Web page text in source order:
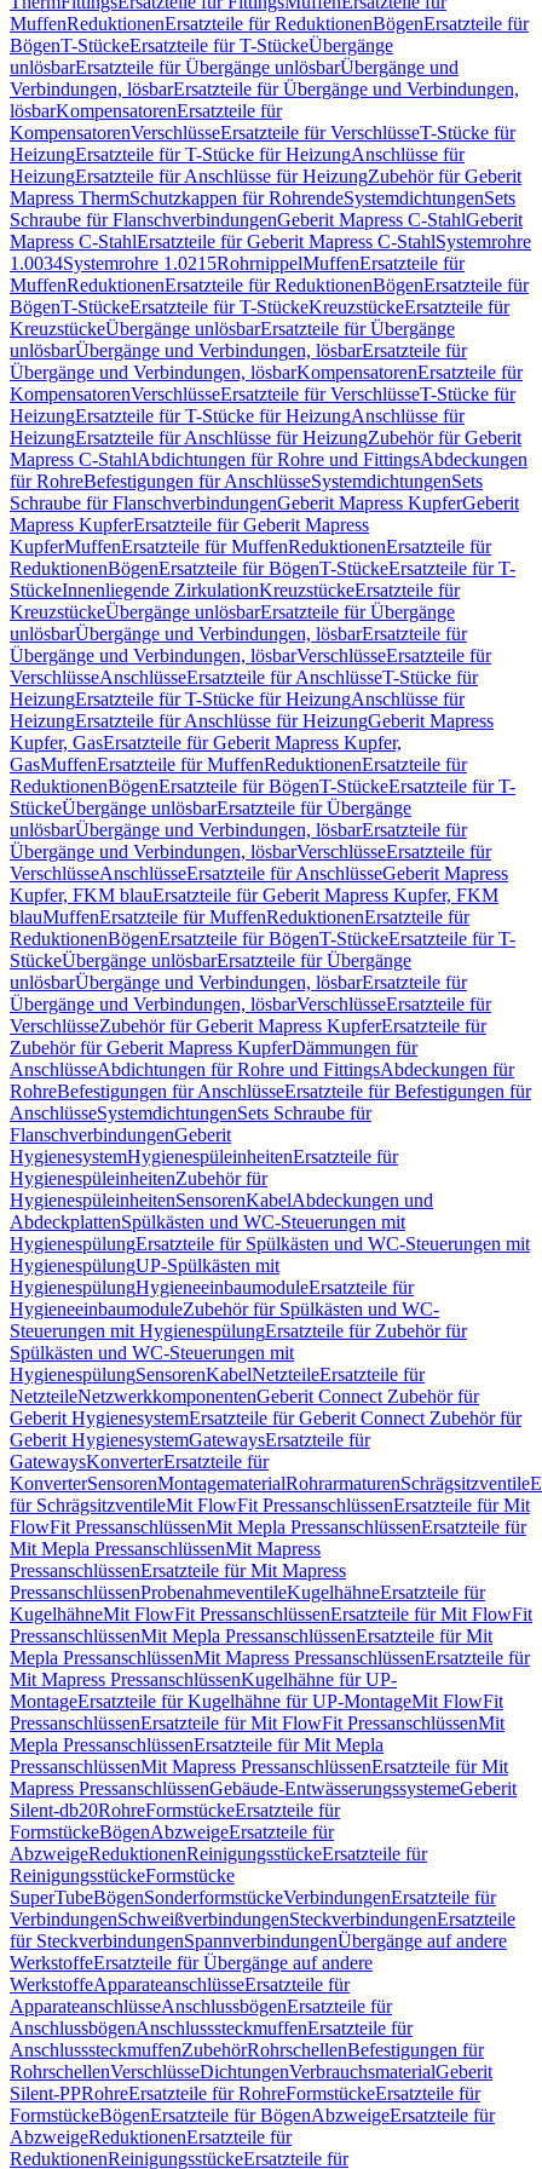
MuffenReduktionenErsatzteile für ReduktionenBögenErsatzteile für
BögenT-StückeErsatzteile für T-StückeÜbergänge
unlösbarErsatzteile für Übergänge unlösbarÜbergänge und
Verbindungen, lösbarErsatzteile für Übergänge und Verbindungen,
lösbarKompensatorenErsatzteile für
KompensatorenVerschlüsseErsatzteile für VerschlüsseT-Stücke für
HeizungErsatzteile für T-Stücke für HeizungAnschlüsse für
HeizungErsatzteile für Anschlüsse für HeizungZubehör für Geberit
Mapress ThermSchutzkappen für RohrendeSystemdichtungenSets
Schraube für FlanschverbindungenGeberit Mapress C-StahlGeberit
Mapress C-StahlErsatzteile für Geberit Mapress C-StahlSystemrohre
1.0034Systemrohre 1.0215RohrnippelMuffenErsatzteile für
MuffenReduktionenErsatzteile für ReduktionenBögenErsatzteile für
BögenT-StückeErsatzteile für T-StückeKreuzstückeErsatzteile für
KreuzstückeÜbergänge unlösbarErsatzteile für Übergänge
unlösbarÜbergänge und Verbindungen, lösbarErsatzteile für
Übergänge und Verbindungen, lösbarKompensatorenErsatzteile für
KompensatorenVerschlüsseErsatzteile für VerschlüsseT-Stücke für
HeizungErsatzteile für T-Stücke für HeizungAnschlüsse für
HeizungErsatzteile für Anschlüsse für HeizungZubehör für Geberit
Mapress C-StahlAbdichtungen für Rohre und FittingsAbdeckungen
für RohreBefestigungen für AnschlüsseSystemdichtungenSets
Schraube für FlanschverbindungenGeberit Mapress KupferGeberit
Mapress KupferErsatzteile für Geberit Mapress
KupferMuffenErsatzteile für MuffenReduktionenErsatzteile für
ReduktionenBögenErsatzteile für BögenT-StückeErsatzteile für T-
StückeInnenliegende ZirkulationKreuzstückeErsatzteile für
KreuzstückeÜbergänge unlösbarErsatzteile für Übergänge
unlösbarÜbergänge und Verbindungen, lösbarErsatzteile für
Übergänge und Verbindungen, lösbarVerschlüsseErsatzteile für
VerschlüsseAnschlüsseErsatzteile für AnschlüsseT-Stücke für
HeizungErsatzteile für T-Stücke für HeizungAnschlüsse für
HeizungErsatzteile für Anschlüsse für HeizungGeberit Mapress
Kupfer, GasErsatzteile für Geberit Mapress Kupfer,
GasMuffenErsatzteile für MuffenReduktionenErsatzteile für
ReduktionenBögenErsatzteile für BögenT-StückeErsatzteile für T-
StückeÜbergänge unlösbarErsatzteile für Übergänge
unlösbarÜbergänge und Verbindungen, lösbarErsatzteile für
Übergänge und Verbindungen, lösbarVerschlüsseErsatzteile für
VerschlüsseAnschlüsseErsatzteile für AnschlüsseGeberit Mapress
Kupfer, FKM blauErsatzteile für Geberit Mapress Kupfer, FKM
blauMuffenErsatzteile für MuffenReduktionenErsatzteile für
ReduktionenBögenErsatzteile für BögenT-StückeErsatzteile für T-
StückeÜbergänge unlösbarErsatzteile für Übergänge
unlösbarÜbergänge und Verbindungen, lösbarErsatzteile für
Übergänge und Verbindungen, lösbarVerschlüsseErsatzteile für
VerschlüsseZubehör für Geberit Mapress KupferErsatzteile für
Zubehör für Geberit Mapress KupferDämmungen für
AnschlüsseAbdichtungen für Rohre und FittingsAbdeckungen für
RohreBefestigungen für AnschlüsseErsatzteile für Befestigungen für
AnschlüsseSystemdichtungenSets Schraube für
FlanschverbindungenGeberit
HygienesystemHygienespüleinheitenErsatzteile für
HygienespüleinheitenZubehör für
HygienespüleinheitenSensorenKabelAbdeckungen und
AbdeckplattenSpülkästen und WC-Steuerungen mit
HygienespülungErsatzteile für Spülkästen und WC-Steuerungen mit
HygienespülungUP-Spülkästen mit
HygienespülungHygieneeinbaumoduleErsatzteile für
HygieneeinbaumoduleZubehör für Spülkästen und WC-
Steuerungen mit HygienespülungErsatzteile für Zubehör für
Spülkästen und WC-Steuerungen mit
HygienespülungSensorenKabelNetzteileErsatzteile für
NetzteileNetzwerkkomponentenGeberit Connect Zubehör für
Geberit HygienesystemErsatzteile für Geberit Connect Zubehör für
Geberit HygienesystemGatewaysErsatzteile für
GatewaysKonverterErsatzteile für
KonverterSensorenMontagematerialRohrarmaturenSchrägsitzventile
für SchrägsitzventileMit FlowFit PressanschlüssenErsatzteile für Mit
FlowFit PressanschlüssenMit Mepla PressanschlüssenErsatzteile für
Mit Mepla PressanschlüssenMit Mapress
PressanschlüssenErsatzteile für Mit Mapress
PressanschlüssenProbenahmeventileKugelhähneErsatzteile für
KugelhähneMit FlowFit PressanschlüssenErsatzteile für Mit FlowFit
PressanschlüssenMit Mepla PressanschlüssenErsatzteile für Mit
Mepla PressanschlüssenMit Mapress PressanschlüssenErsatzteile für
Mit Mapress PressanschlüssenKugelhähne für UP-
MontageErsatzteile für Kugelhähne für UP-MontageMit FlowFit
PressanschlüssenErsatzteile für Mit FlowFit PressanschlüssenMit
Mepla PressanschlüssenErsatzteile für Mit Mepla
PressanschlüssenMit Mapress PressanschlüssenErsatzteile für Mit
Mapress PressanschlüssenGebäude-EntwässerungssystemeGeberit
Silent-db20RohreFormstückeErsatzteile für
FormstückeBögenAbzweigeErsatzteile für
AbzweigeReduktionenReinigungsstückeErsatzteile für
ReinigungsstückeFormstücke
SuperTubeBögenSonderformstückeVerbindungenErsatzteile für
VerbindungenSchweißverbindungenSteckverbindungenErsatzteile
für SteckverbindungenSpannverbindungenÜbergänge auf andere
WerkstoffeErsatzteile für Übergänge auf andere
WerkstoffeApparateanschlüsseErsatzteile für
ApparateanschlüsseAnschlussbögenErsatzteile für
AnschlussbögenAnschlusssteckmuffenErsatzteile für
AnschlusssteckmuffenZubehörRohrschellenBefestigungen für
RohrschellenVerschlüsseDichtungenVerbrauchsmaterialGeberit
Silent-PPRohreErsatzteile für RohreFormstückeErsatzteile für
FormstückeBögenErsatzteile für BögenAbzweigeErsatzteile für
AbzweigeReduktionenErsatzteile für
ReduktionenReinigungsstückeErsatzteile für